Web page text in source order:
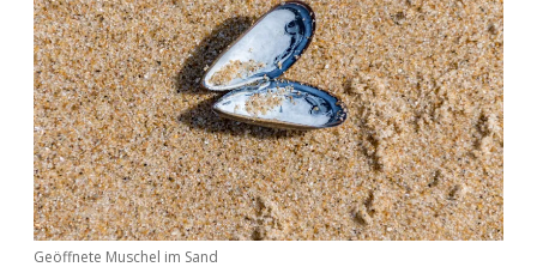
Geöffnete Muschel im Sand